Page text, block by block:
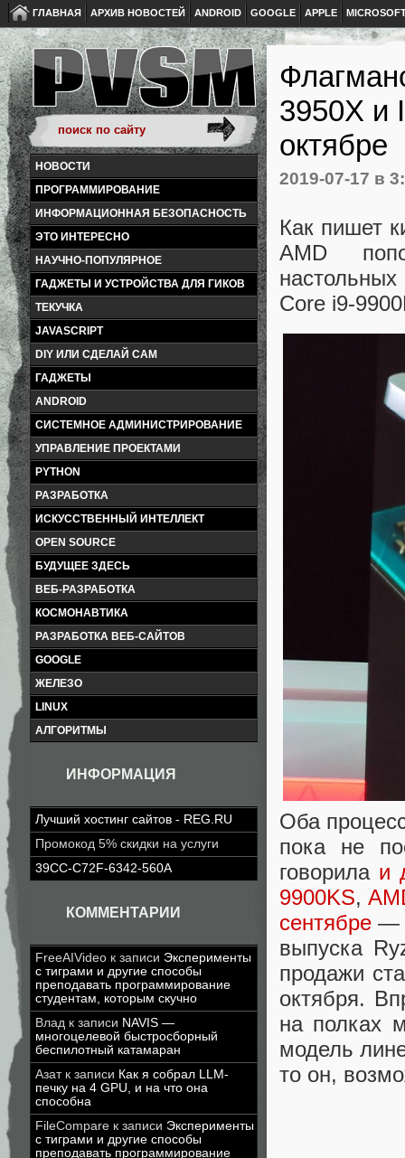
ГЛАВНАЯ АРХИВ НОВОСТЕЙ ANDROID GOOGLE APPLE
НОВОСТИ
ПРОГРАММИРОВАНИЕ
ИНФОРМАЦИОННАЯ БЕЗОПАСНОСТЬ
ЭТО ИНТЕРЕСНО
НАУЧНО-ПОПУЛЯРНОЕ
ГАДЖЕТЫ И УСТРОЙСТВА ДЛЯ ГИКОВ
ТЕКУЧКА
JAVASCRIPT
DIY ИЛИ СДЕЛАЙ САМ
ГАДЖЕТЫ
ANDROID
СИСТЕМНОЕ АДМИНИСТРИРОВАНИЕ
УПРАВЛЕНИЕ ПРОЕКТАМИ
PYTHON
РАЗРАБОТКА
ИСКУССТВЕННЫЙ ИНТЕЛЛЕКТ
OPEN SOURCE
БУДУЩЕЕ ЗДЕСЬ
ВЕБ-РАЗРАБОТКА
КОСМОНАВТИКА
РАЗРАБОТКА ВЕБ-САЙТОВ
GOOGLE
ЖЕЛЕЗО
LINUX
АЛГОРИТМЫ
ИНФОРМАЦИЯ
Лучший хостинг сайтов - REG.RU
Промокод 5% скидки на услуги
39CC-C72F-6342-560A
КОММЕНТАРИИ
FreeAIVideo к записи Эксперименты
с тиграми и другие способы
преподавать программирование
студентам, которым скучно
Влад к записи NAVIS —
многоцелевой быстросборный
беспилотный катамаран
Азатк записи Как я собрал LLM-
печку на 4 GPU, и на что она
способна
FileCompare к записи Эксперименты
с тиграми и другие способы
преподавать программирование
3950X и
октябре
2019-07-17 в
Как пишет
AMD
Core i9-
Оба
пока не
говорила и
9900KS,
сентябре —
выпуска
продажи
октября.
на полках
модель
то он,